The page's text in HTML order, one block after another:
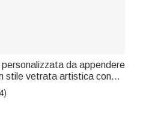
personalizzata da appendere
stile vetrata artistica con
e nome – Oggetto
casa e regalo
per i proprietari di animali